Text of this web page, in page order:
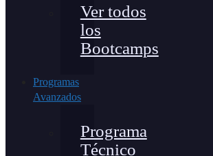
Ver todos
los
Bootcamps
Programas
Avanzados
Programa
Técnico